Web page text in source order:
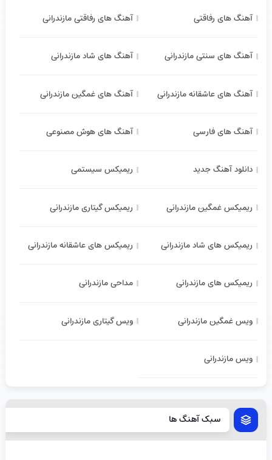
آهنگ های رفاقتی آهنگ های رفاقتی مازندرانی
آهنگ های سنتی مازندرانی آهنگ های شاد مازندرانی
آهنگ های عاشقانه مازندرانی آهنگ های غمگین مازندرانی
آهنگ های فارسی آهنگ های هوش مصنوعی
دانلود آهنگ جدید ریمیکس سیستمی
ریمیکس غمگین مازندرانی ریمیکس گیتاری مازندرانی
ریمیکس های شاد مازندرانی ریمیکس های عاشقانه مازندرانی
ریمیکس های مازندرانی مداحی مازندرانی
ویس غمگین مازندرانی ویس گیتاری مازندرانی
ویس مازندرانی
سبک آهنگ ها